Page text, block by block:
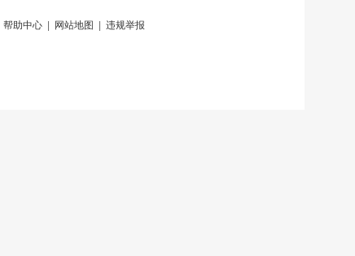
帮助中心 网站地图 违规举报